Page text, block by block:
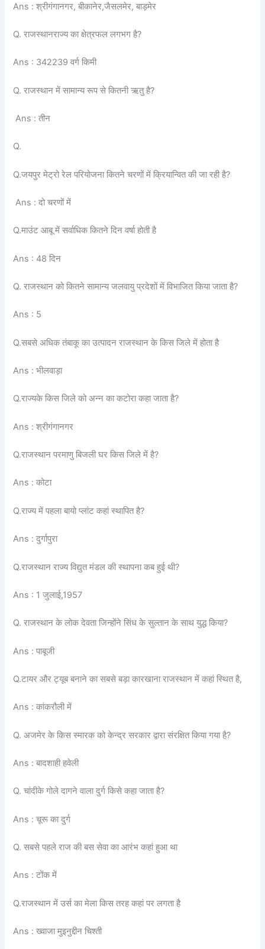
Ans : श्रीगंगानगर, बीकानेर,जैसलमेर, बाड़मेर
Q. राजस्थानराज्य का क्षेत्रफल लगभग है?
Ans : 342239 वर्ग किमी
Q. राजस्थान में सामान्य रूप से कितनी ऋतु है?
Ans : तीन
Q.
Q.जयपुर मेट्रो रेल परियोजना कितने चरणों में क्रियान्वित की जा रही है?
Ans : दो चरणों में
Q.माउंट आबू में सर्वाधिक कितने दिन वर्षा होती है
Ans : 48 दिन
Q. राजस्थान को कितने सामान्य जलवायु प्रदेशों में विभाजित किया जाता है?
Ans : 5
Q.सबसे अधिक तंबाकू का उत्पादन राजस्थान के किस जिले में होता है
Ans : भीलवाड़ा
Q.राज्यके किस जिले को अन्न का कटोरा कहा जाता है?
Ans : श्रीगंगानगर
Q.राजस्थान परमाणु बिजली घर किस जिले में है?
Ans : कोटा
Q.राज्य में पहला बायो प्लांट कहां स्थापित है?
Ans : दुर्गापुरा
Q.राजस्थान राज्य विद्युत मंडल की स्थापना कब हुई थी?
Ans : 1 जुलाई,1957
Q. राजस्थान के लोक देवता जिन्होंने सिंध के सुल्तान के साथ युद्ध किया?
Ans : पाबूजी
Q.टायर और ट्यूब बनाने का सबसे बड़ा कारखाना राजस्थान में कहां स्थित है,
Ans : कांकरौली में
Q. अजमेर के किस स्मारक को केन्द्र सरकार द्वारा संरक्षित किया गया है?
Ans : बादशाही हवेली
Q. चांदीके गोले दागने वाला दुर्ग किसे कहा जाता है?
Ans : चूरू का दुर्ग
Q. सबसे पहले राज की बस सेवा का आरंभ कहां हुआ था
Ans : टोंक में
Q.राजस्थान में उर्स का मेला किस तरह कहां पर लगता है
Ans : ख्वाजा मुइनुद्दीन चिश्ती